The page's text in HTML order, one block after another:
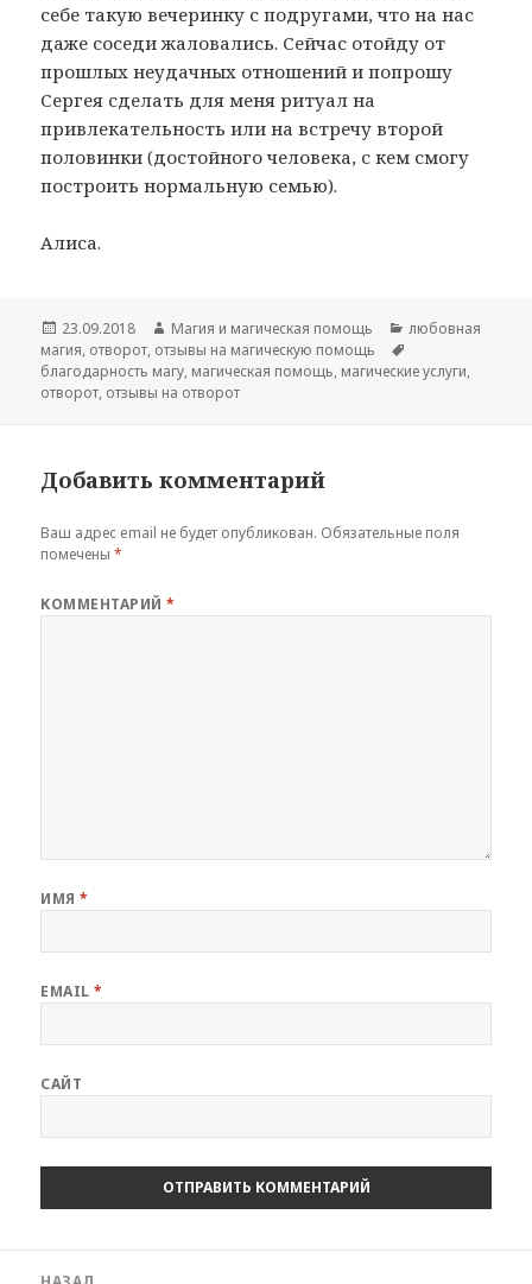
себе такую вечеринку с подругами, что на нас
даже соседи жаловались. Сейчас отойду от
прошлых неудачных отношений и попрошу
Сергея сделать для меня ритуал на
привлекательность или на встречу второй
половинки (достойного человека, с кем смогу
построить нормальную семью).
Алиса.
Опубликовано
23.09.2018 Автор
Магия и магическая помощь Рубрики
любовная
магия, отворот, отзывы на магическую помощь
благодарность магу, магическая помощь, магические услуги,
отворот, отзывы на отворот
Добавить комментарий
Ваш адрес email не будет опубликован. Обязательные поля
помечены*
КОММЕНТАРИЙ*
ИМЯ*
EMAIL*
САЙТ